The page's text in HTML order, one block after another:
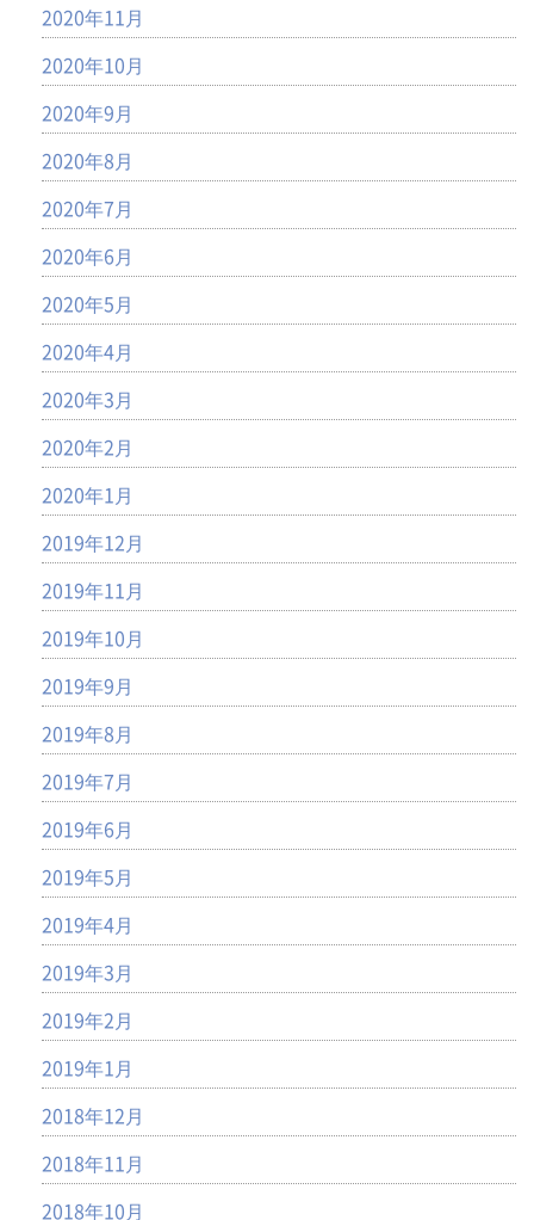
2020年11月
2020年10月
2020年9月
2020年8月
2020年7月
2020年6月
2020年5月
2020年4月
2020年3月
2020年2月
2020年1月
2019年12月
2019年11月
2019年10月
2019年9月
2019年8月
2019年7月
2019年6月
2019年5月
2019年4月
2019年3月
2019年2月
2019年1月
2018年12月
2018年11月
2018年10月